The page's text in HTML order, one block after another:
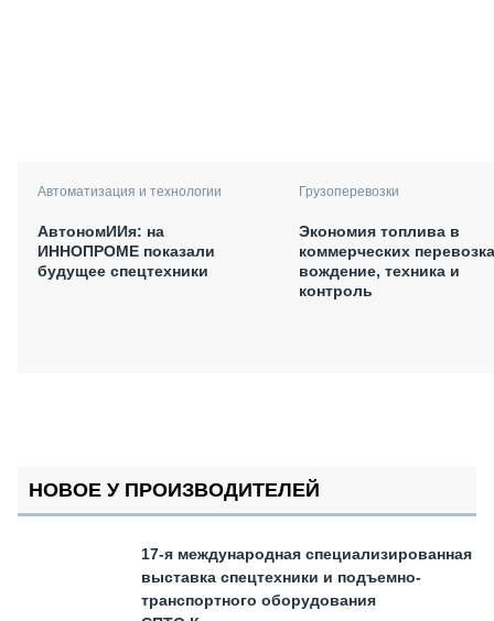
Автоматизация и технологии
АвтономИИя: на
ИННОПРОМЕ показали
будущее спецтехники
Грузоперевозки
Экономия топлива в
коммерческих
вождение, техника и
контроль
НОВОЕ У ПРОИЗВОДИТЕЛЕЙ
17-я международная специализированная
выставка спецтехники и подъемно-
транспортного оборудования